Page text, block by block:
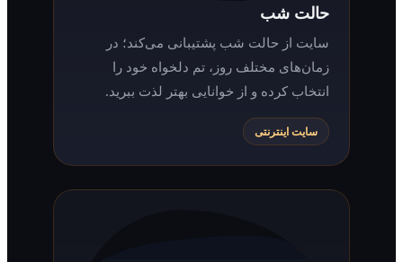
حالت شب
سایت از حالت شب پشتیبانی می‌کند؛ در
زمان‌های مختلف روز، تم دلخواه خود را
انتخاب کرده و از خوانایی بهتر لذت ببرید.
سایت اینترنتی